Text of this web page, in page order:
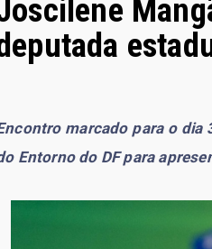
marcado para o dia
Entorno do DF para